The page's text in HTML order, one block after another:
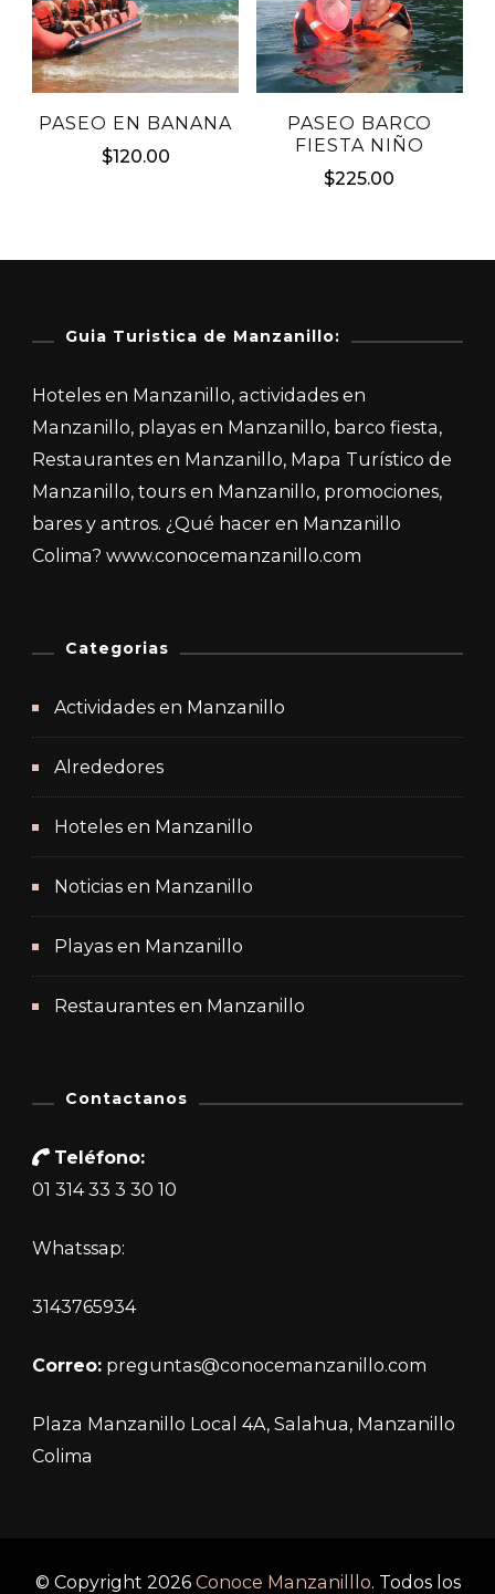
PASEO EN BANANA
$120.00
PASEO BARCO
FIESTA NIÑO
$225.00
Guia Turistica de Manzanillo:
Hoteles en Manzanillo, actividades en
Manzanillo, playas en Manzanillo, barco fiesta,
Restaurantes en Manzanillo, Mapa Turístico de
Manzanillo, tours en Manzanillo, promociones,
bares y antros. ¿Qué hacer en Manzanillo
Colima? www.conocemanzanillo.com
Categorias
Actividades en Manzanillo
Alrededores
Hoteles en Manzanillo
Noticias en Manzanillo
Playas en Manzanillo
Restaurantes en Manzanillo
Contactanos
Teléfono:
01 314 33 3 30 10
Whatssap:
3143765934
Correo: preguntas@conocemanzanillo.com
Plaza Manzanillo Local 4A, Salahua, Manzanillo
Colima
© Copyright 2026 Conoce Manzanilllo. Todos los